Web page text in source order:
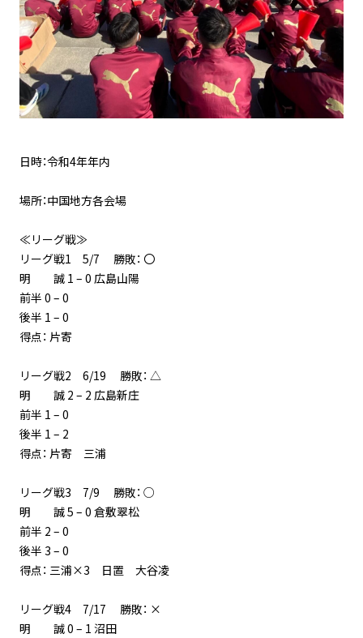
日時：令和4年年内
場所：中国地方各会場
≪リーグ戦≫
リーグ戦1 5/7 勝敗： 〇
明 誠 1 – 0 広島山陽
前半 0 – 0
後半 1 – 0
得点： 片寄
リーグ戦2 6/19 勝敗： △
明 誠 2 – 2 広島新庄
前半 1 – 0
後半 1 – 2
得点： 片寄 三浦
リーグ戦3 7/9 勝敗： ○
明 誠 5 – 0 倉敷翠松
前半 2 – 0
後半 3 – 0
得点： 三浦×3 日置 大谷凌
リーグ戦4 7/17 勝敗： ×
明 誠 0 – 1 沼田